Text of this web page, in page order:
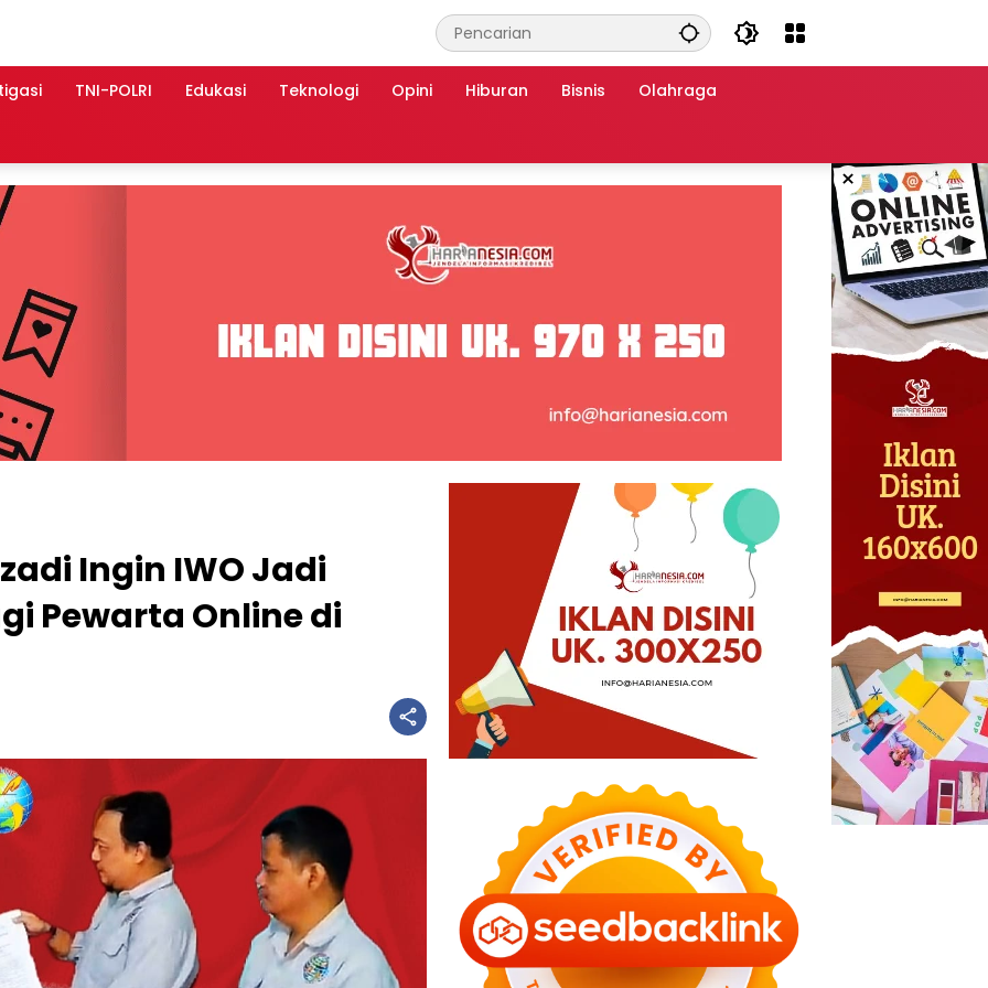
TNI-POLRI Edukasi Teknologi Opini Hiburan Bisnis Olahraga
×
Ingin IWO Jadi
Pewarta Online di